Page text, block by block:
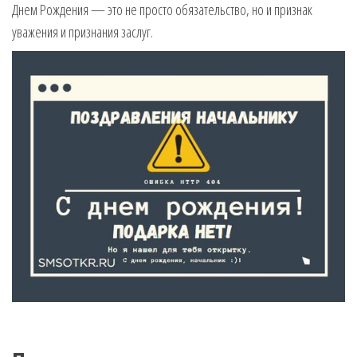
Признания,
Розыгрыши,
Нежные,
Приятные
пожелания на
каждый день и
сообщения!
Днем Рождения — это не просто обязательство, но и признак
уважения и признания заслуг.